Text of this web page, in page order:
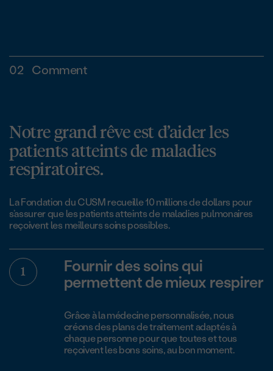
02 Comment
Notre grand rêve est d’aider les
patients atteints de maladies
respiratoires.
La Fondation du CUSM recueille 10 millions de dollars pour
s’assurer que les patients atteints de maladies pulmonaires
reçoivent les meilleurs soins possibles.
Fournir des soins qui
permettent de mieux respirer
Grâce à la médecine personnalisée, nous
créons des plans de traitement adaptés à
chaque personne pour que toutes et tous
reçoivent les bons soins, au bon moment.